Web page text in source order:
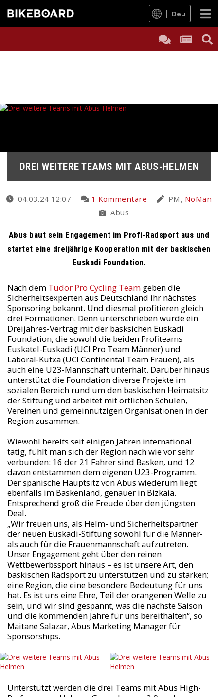
Deu
DREI WEITERE TEAMS MIT ABUS-HELMEN
04.03.24 12:07 1 Kommentare PM, NoMan
Abus
Abus baut sein Engagement im Profi-Radsport aus und
startet eine dreijährige Kooperation mit der baskischen
Euskadi Foundation.
Nach dem Tudor Pro Cycling Teamgeben die
Sicherheitsexperten aus Deutschland ihr nächstes
Sponsoring bekannt. Und diesmal profitieren gleich
drei Formationen. Denn unterschrieben wurde ein
Dreijahres-Vertrag mit der basksichen Euskadi
Foundation, die sowohl die beiden Profiteams
Euskatel-Euskadi (UCI Pro Team Männer) und
Laboral-Kutxa (UCI Continental Team Frauen), als
auch eine U23-Mannschaft unterhält. Darüber hinaus
unterstützt die Foundation diverse Projekte im
sozialen Bereich rund um den baskischen Heimatsitz
der Stiftung und arbeitet mit örtlichen Schulen,
Vereinen und gemeinnützigen Organisationen in der
Region zusammen.
Wiewohl bereits seit einigen Jahren international
tätig, fühlt man sich der Region nach wie vor sehr
verbunden: 16 der 21 Fahrer sind Basken, und 12
davon entstammen dem eigenen U23-Programm.
Der spanische Hauptsitz von Abus wiederum liegt
ebenfalls im Baskenland, genauer in Bizkaia.
Entsprechend groß die Freude über den jüngsten
Deal.
„Wir freuen uns, als Helm- und Sicherheitspartner
der neuen Euskadi-Stiftung sowohl für die Männer-
als auch für die Frauenmannschaft aufzutreten.
Unser Engagement geht über den reinen
Wettbewerbssport hinaus – es ist unsere Art, den
baskischen Radsport zu unterstützen und zu stärken;
eine Region, die eine besondere Bedeutung für uns
hat. Es ist uns eine Ehre, Teil der orangenen Welle zu
sein, und wir sind gespannt, was die nächste Saison
und die kommenden Jahre für uns bereithalten“, so
Maitane Salazar, Abus Marketing Manager für
Sponsorships.
Unterstützt werden die drei Teams mit Abus High-